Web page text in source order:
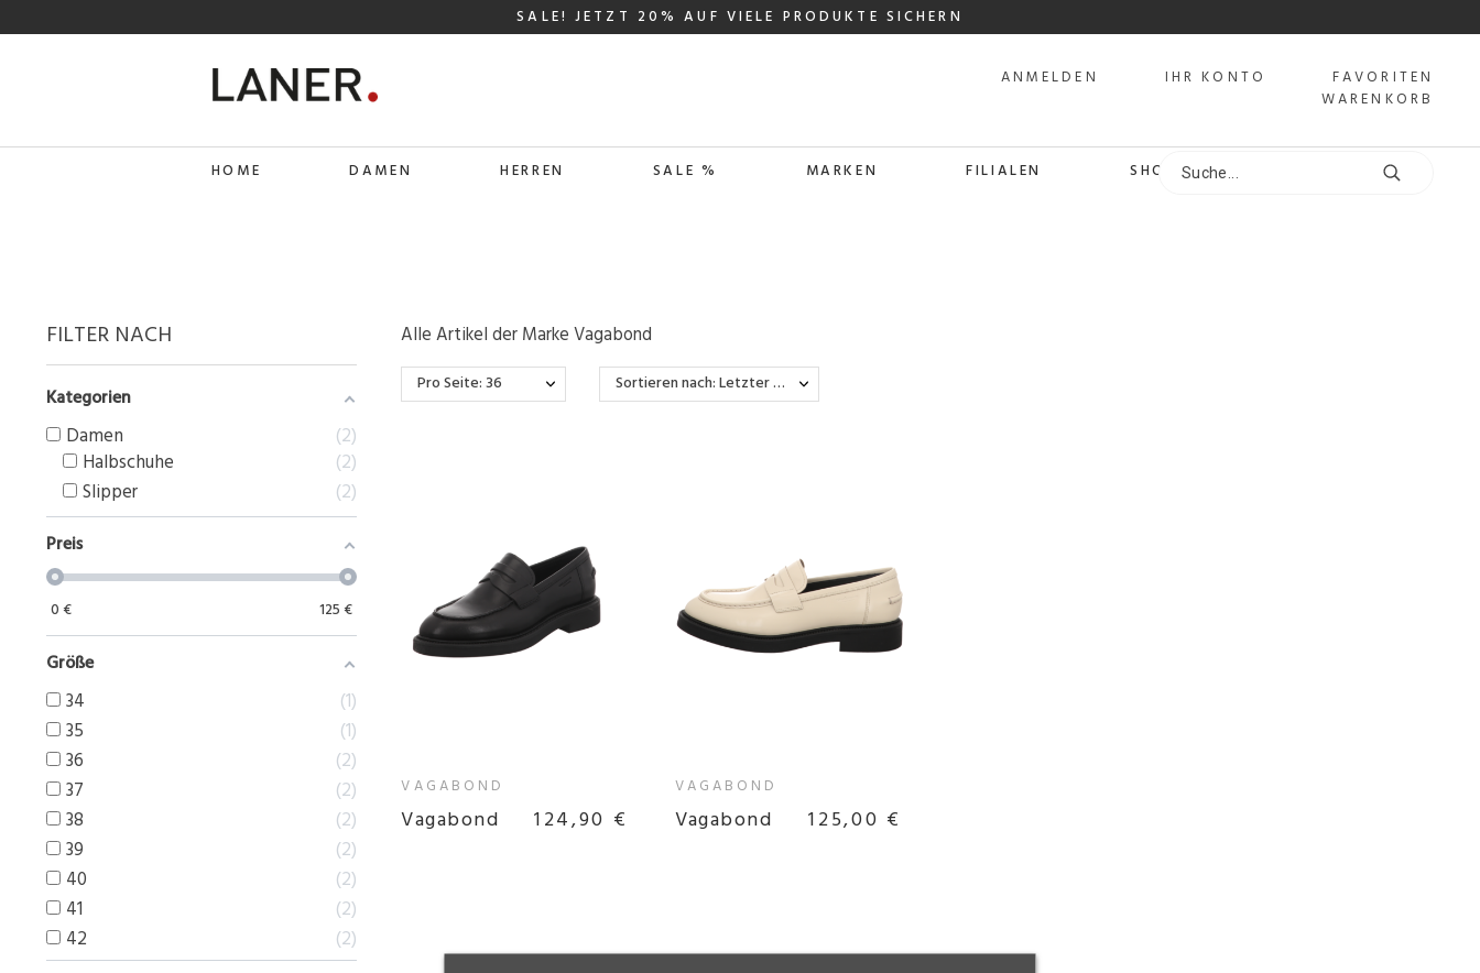
SALE! JETZT 20% AUF VIELE PRODUKTE SICHERN
ANMELDEN IHR KONTO
FAVORITEN
WARENKORB
HOME DAMEN HERREN SALE % MARKEN FILIALEN SHOPS
FILTER NACH
Kategorien
Damen
2
Halbschuhe
2
Slipper
2
Preis
0€ 125€
Größe
34
1
35
1
36
2
37
2
38
2
39
2
40
2
41
2
42
2
Alle Artikel der Marke Vagabond
Pro Seite: 36 Sortieren nach: Letzter Wareneingang
VAGABOND
Vagabond 124,90 €
VAGABOND
Vagabond 125,00 €